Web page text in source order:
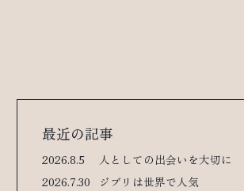
最近の記事
2026.8.5
人としての出会いを大切に
2026.7.30
ジブリは世界で人気